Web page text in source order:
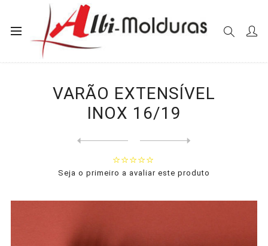
Varões Diversos
VARÃO EXTENSÍVEL
INOX 16/19
Seja o primeiro a avaliar este produto